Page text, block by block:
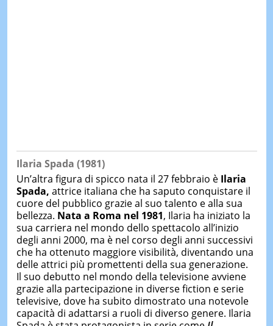
Ilaria Spada (1981)
Un’altra figura di spicco nata il 27 febbraio è Ilaria
Spada, attrice italiana che ha saputo conquistare il
cuore del pubblico grazie al suo talento e alla sua
bellezza. Nata a Roma nel 1981, Ilaria ha iniziato la
sua carriera nel mondo dello spettacolo all’inizio
degli anni 2000, ma è nel corso degli anni successivi
che ha ottenuto maggiore visibilità, diventando una
delle attrici più promettenti della sua generazione.
Il suo debutto nel mondo della televisione avviene
grazie alla partecipazione in diverse fiction e serie
televisive, dove ha subito dimostrato una notevole
capacità di adattarsi a ruoli di diverso genere. Ilaria